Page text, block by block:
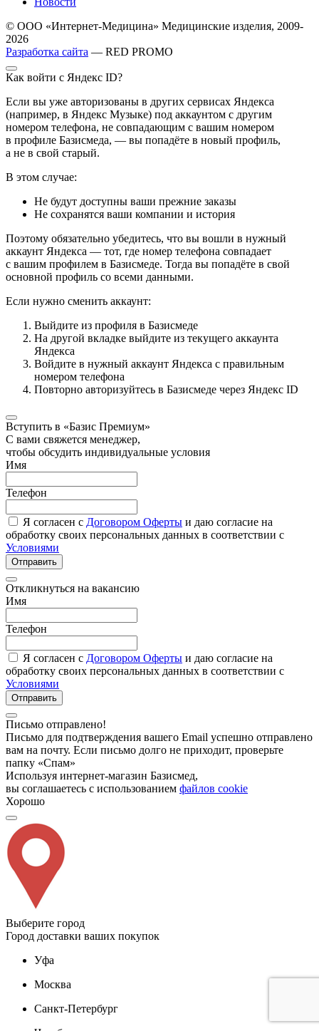
© ООО «Интернет-Медицина» Медицинские изделия, 2009-
2026
Разработка сайта — RED PROMO
Как войти с Яндекс ID?
Если вы уже авторизованы в других сервисах Яндекса
(например, в Яндекс Музыке) под аккаунтом с другим
номером телефона, не совпадающим с вашим номером
в профиле Базисмеда, — вы попадёте в новый профиль,
а не в свой старый.
В этом случае:
Не будут доступны ваши прежние заказы
Не сохранятся ваши компании и история
Поэтому обязательно убедитесь, что вы вошли в нужный
аккаунт Яндекса — тот, где номер телефона совпадает
с вашим профилем в Базисмеде. Тогда вы попадёте в свой
основной профиль со всеми данными.
Если нужно сменить аккаунт:
Выйдите из профиля в Базисмеде
На другой вкладке выйдите из текущего аккаунта
Яндекса
Войдите в нужный аккаунт Яндекса с правильным
номером телефона
Повторно авторизуйтесь в Базисмеде через Яндекс ID
Вступить в «Базис Премиум»
С вами свяжется менеджер,
чтобы обсудить индивидуальные условия
Имя
Телефон
Я согласен с Договором Оферты и даю согласие на
обработку своих персональных данных в соответствии с
Условиями
Отправить
Откликнуться на вакансию
Имя
Телефон
Я согласен с Договором Оферты и даю согласие на
обработку своих персональных данных в соответствии с
Условиями
Отправить
Письмо отправлено!
Письмо для подтверждения вашего Email успешно отправлено
вам на почту. Если письмо долго не приходит, проверьте
папку «Спам»
Используя интернет-магазин Базисмед,
вы соглашаетесь с использованием файлов cookie
Хорошо
Выберите город
Город доставки ваших покупок
Уфа
Москва
Санкт-Петербург